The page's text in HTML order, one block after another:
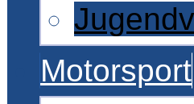
Motorsport